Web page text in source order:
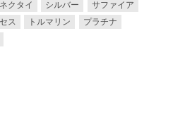
ネクタイ シルバー
サファイア
ス トルマリン
プラチナ